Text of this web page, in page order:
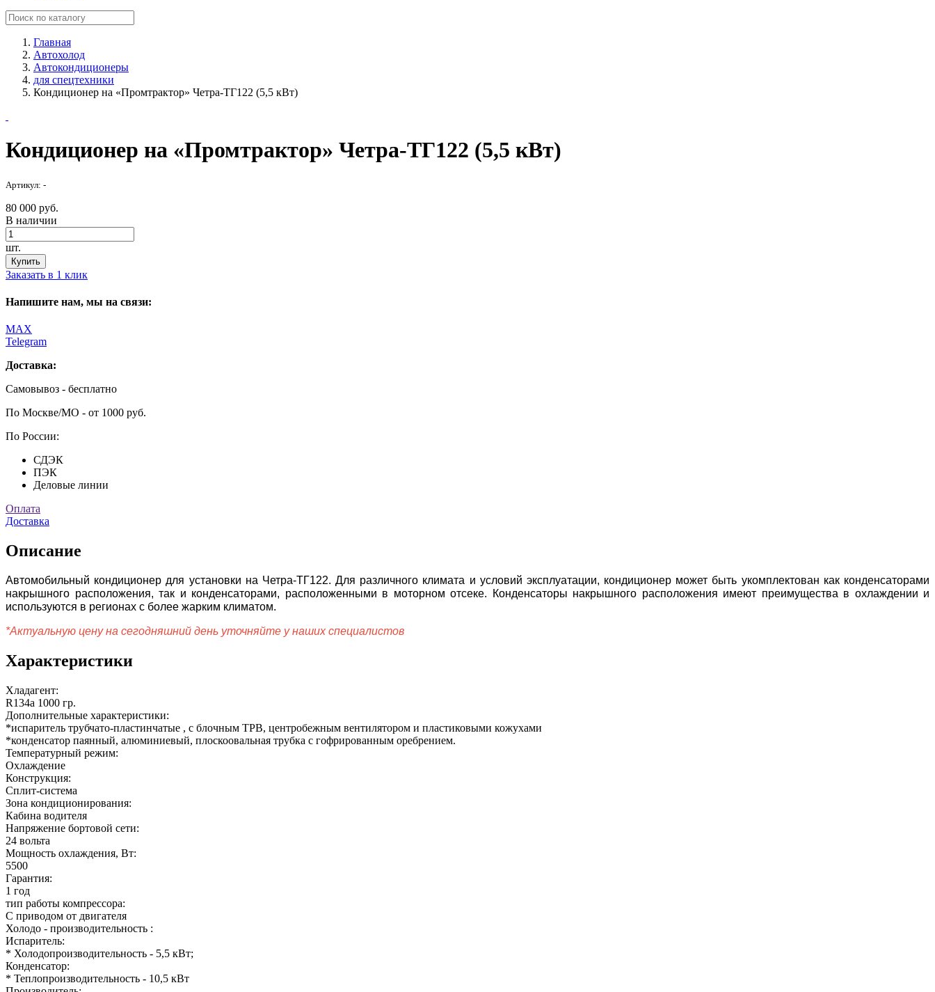
Главная
Автохолод
Автокондиционеры
для спецтехники
Кондиционер на «Промтрактор» Четра-ТГ122 (5,5 кВт)
Кондиционер на «Промтрактор» Четра-ТГ122 (5,5 кВт)
Артикул: -
80 000 руб.
В наличии
шт.
Купить
Заказать в 1 клик
Напишите нам, мы на связи:
MAX
Telegram
Доставка:
Самовывоз - бесплатно
По Москве/МО - от 1000 руб.
По России:
СДЭК
ПЭК
Деловые линии
Оплата
Доставка
Описание
Автомобильный кондиционер для установки на Четра-ТГ122. Для различного климата и условий эксплуатации, кондиционер может быть укомплектован как конденсаторами
накрышного расположения, так и конденсаторами, расположенными в моторном отсеке. Конденсаторы накрышного расположения имеют преимущества в охлаждении и
используются в регионах с более жарким климатом.
*Актуальную цену на сегодняшний день уточняйте у наших специалистов
Характеристики
Хладагент:
R134a 1000 гр.
Дополнительные характеристики:
*испаритель трубчато-пластинчатые , с блочным ТРВ, центробежным вентилятором и пластиковыми кожухами
*конденсатор паянный, алюминиевый, плоскоовальная трубка с гофрированным оребрением.
Температурный режим:
Охлаждение
Конструкция:
Сплит-система
Зона кондиционирования:
Кабина водителя
Напряжение бортовой сети:
24 вольта
Мощность охлаждения, Вт:
5500
Гарантия:
1 год
тип работы компрессора:
С приводом от двигателя
Холодо - производительность :
Испаритель:
* Холодопроизводительность - 5,5 кВт;
Конденсатор:
* Теплопроизводительность - 10,5 кВт